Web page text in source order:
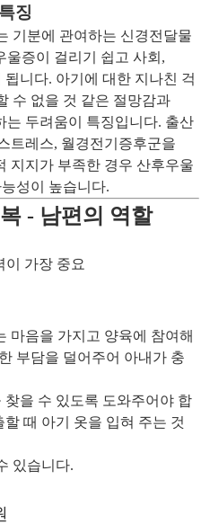
징
기분에 관여하는 신경전달물
울증이 걸리기 쉽고 사회,
니다. 아기에 대한 지나친 걱
수 없을 것 같은 절망감과
는 두려움이 특징입니다. 출산
트레스, 월경전기증후군을
지지가 부족한 경우 산후우울
성이 높습니다.
- 남편의 역할
이 가장 중요
마음을 가지고 양육에 참여해
부담을 덜어주어 아내가 충
을 수 있도록 도와주어야 합
할 때 아기 옷을 입혀 주는 것
있습니다.